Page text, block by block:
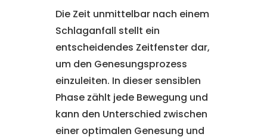
Die Zeit unmittelbar nach einem
Schlaganfall stellt ein
entscheidendes Zeitfenster dar,
um den Genesungsprozess
einzuleiten. In dieser sensiblen
Phase zählt jede Bewegung und
kann den Unterschied zwischen
einer optimalen Genesung und